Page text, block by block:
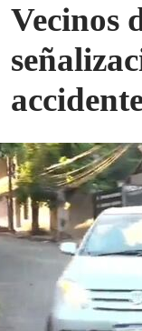
Vecinos